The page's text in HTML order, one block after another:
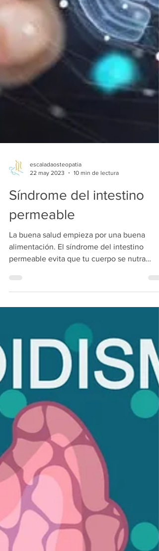
escaladaosteopatia
Síndrome del intestino
La buena salud empieza por una buena
alimentación. El síndrome del intestino